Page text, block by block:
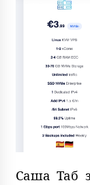
Саша Таб